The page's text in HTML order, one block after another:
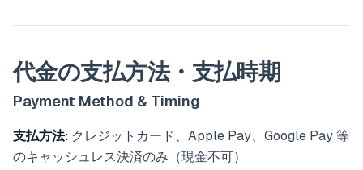
代金の支払方法・支払時期
Payment Method & Timing
支払方法: クレジットカード、Apple Pay、Google Pay 等
のキャッシュレス決済のみ（現金不可）